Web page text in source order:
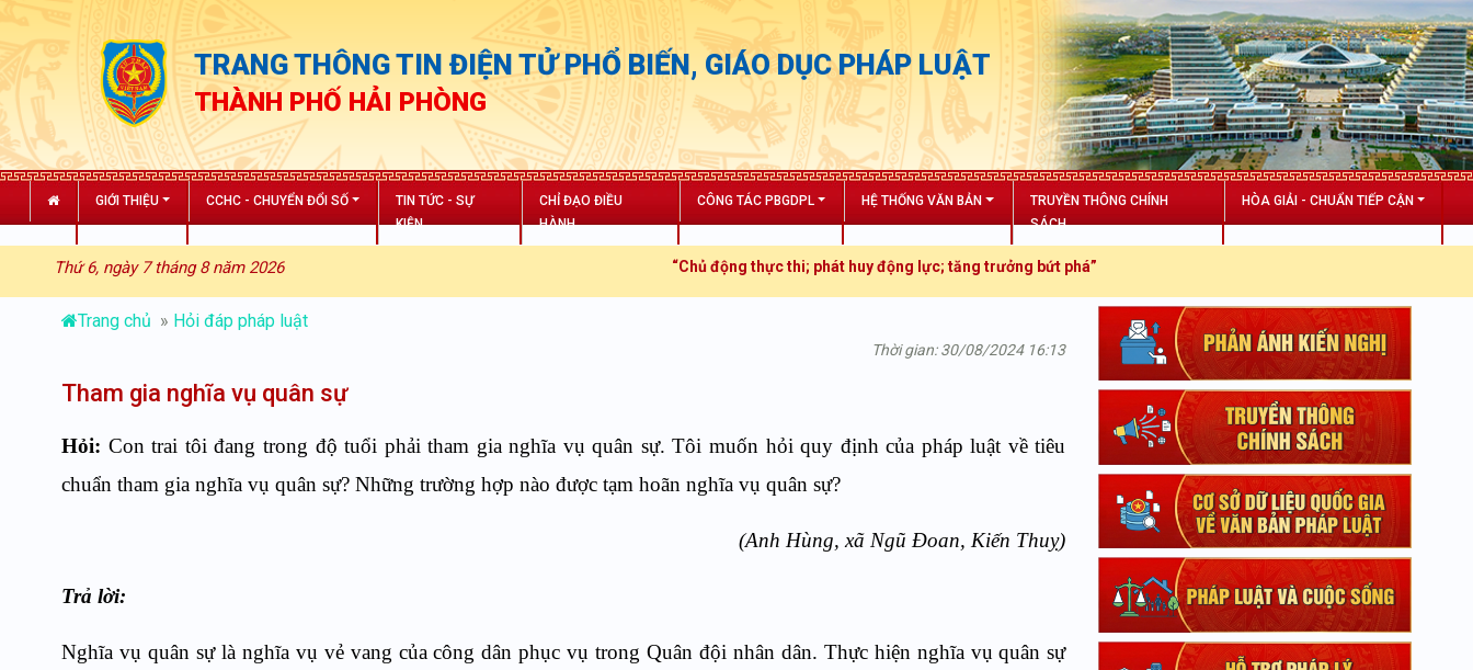
TRANG THÔNG TIN ĐIỆN TỬ PHỔ BIẾN, GIÁO DỤC PHÁP LUẬT
THÀNH PHỐ HẢI PHÒNG
GIỚI THIỆU CCHC - CHUYỂN ĐỔI SỐ
TIN TỨC - SỰ
KIỆN
CHỈ ĐẠO ĐIỀU
HÀNH
CÔNG TÁC PBGDPL HỆ THỐNG VĂN BẢN
TRUYỀN THÔNG CHÍNH
SÁCH
HÒA GIẢI - CHUẨN TIẾP CẬN
Thứ 6, ngày 7 tháng 8 năm 2026 “Chủ động thực thi; phát huy động lực; tăng trưởng bứt phá”
Trang chủ » Hỏi đáp pháp luật
Thời gian: 30/08/2024 16:13
Tham gia nghĩa vụ quân sự
Hỏi: Con trai tôi đang trong độ tuổi phải tham gia nghĩa vụ quân sự. Tôi muốn hỏi quy định của pháp luật về tiêu
chuẩn tham gia nghĩa vụ quân sự? Những trường hợp nào được tạm hoãn nghĩa vụ quân sự?
(Anh Hùng, xã Ngũ Đoan, Kiến Thuỵ)
Trả lời:
Nghĩa vụ quân sự là nghĩa vụ vẻ vang của công dân phục vụ trong Quân đội nhân dân. Thực hiện nghĩa vụ quân sự